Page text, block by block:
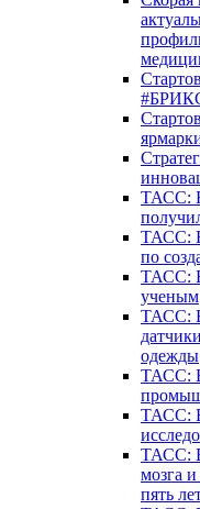
ТАСС:
ТАСС:
по
ТАСС:
ученым
ТАСС: В
одежды
ТАСС: В
ТАСС:
ТАСС:
мозга
пять